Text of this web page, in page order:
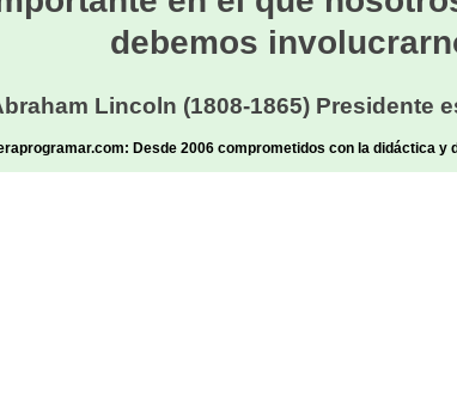
debemos
Lincoln (1808-1865) Presidente
Desde 2006 comprometidos con la didáctica y